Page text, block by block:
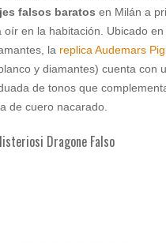
falsos baratos en Milán a
oír en la habitación. Ubicado
la replica Audemars
y diamantes) cuenta con
de tonos que
de cuero nacarado.
Dragone Falso